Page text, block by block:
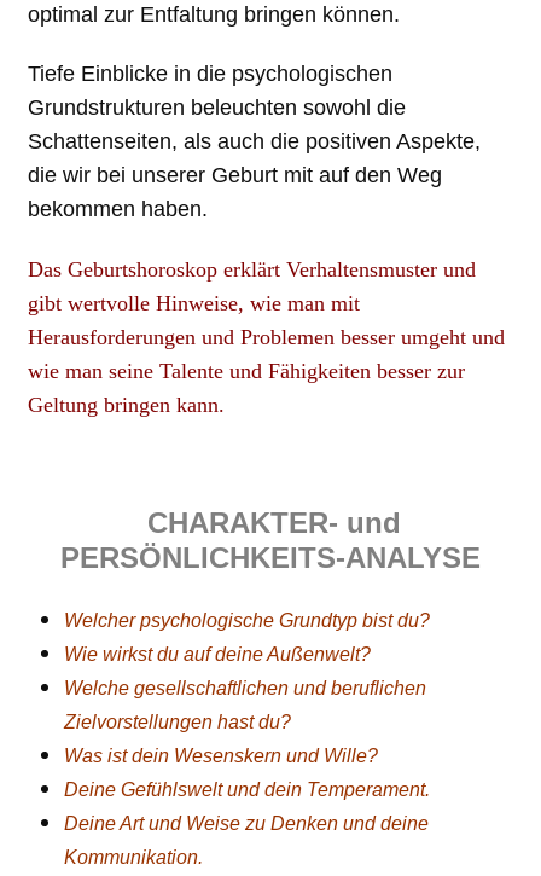
optimal zur Entfaltung bringen können.
Tiefe Einblicke in die psychologischen
Grundstrukturen beleuchten sowohl die
Schattenseiten, als auch die positiven Aspekte,
die wir bei unserer Geburt mit auf den Weg
bekommen haben.
Das Geburtshoroskop erklärt Verhaltensmuster und
gibt wertvolle Hinweise, wie man mit
Herausforderungen und Problemen besser umgeht und
wie man seine Talente und Fähigkeiten besser zur
Geltung bringen kann.
CHARAKTER- und
PERSÖNLICHKEITS-ANALYSE
Welcher psychologische Grundtyp bist du?
Wie wirkst du auf deine Außenwelt?
Welche gesellschaftlichen und beruflichen
Zielvorstellungen hast du?
Was ist dein Wesenskern und Wille?
Deine Gefühlswelt und dein Temperament.
Deine Art und Weise zu Denken und deine
Kommunikation.